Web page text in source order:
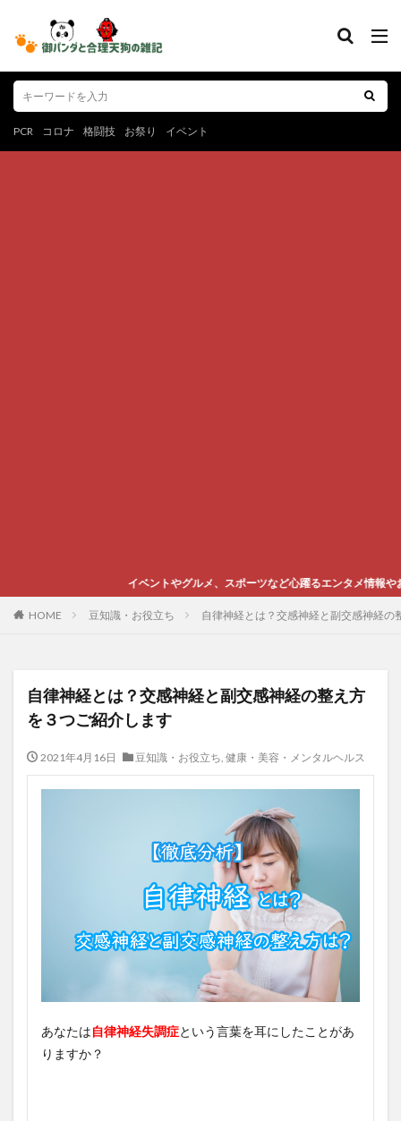
PCR コロナ 格闘技 お祭り イベント
イベントやグルメ、スポーツなど心躍るエンタメ情報やお役立ち豆知識をご紹
HOME 豆知識・お役立ち 自律神経とは？交感神経と副交感神経の
自律神経とは？交感神経と副交感神経の整え方
を３つご紹介します
2021年4月16日 豆知識・お役立ち, 健康・美容・メンタルヘルス
あなたは自律神経失調症という言葉を耳にしたことがあ
りますか？